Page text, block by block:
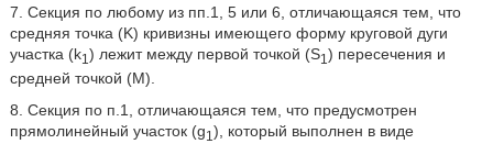
7. Секция по любому из пп.1, 5 или 6, отличающаяся тем, что
средняя точка (K) кривизны имеющего форму круговой дуги
участка (k1 ) лежит между первой точкой (S1 ) пересечения и
средней точкой (M).
8. Секция по п.1, отличающаяся тем, что предусмотрен
прямолинейный участок (g1 ), который выполнен в виде